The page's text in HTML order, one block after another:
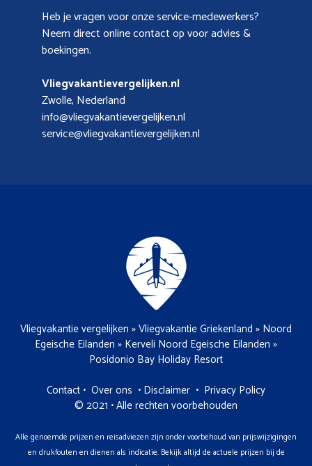
Heb je vragen voor onze service-medewerkers?
Neem direct online contact op voor advies &
boekingen.
Vliegvakantievergelijken.nl
Zwolle, Nederland
info@vliegvakantievergelijken.nl
service@vliegvakantievergelijken.nl
Vliegvakantie vergelijken »Vliegvakantie Griekenland » Noord
Egeische Eilanden » Kerveli Noord Egeische Eilanden »
Posidonio Bay Holiday Resort
Contact • Over ons • Disclaimer • Privacy Policy
© 2021 • Alle rechten voorbehouden
Alle genoemde prijzen en reisadviezen zijn onder voorbehoud van prijswijzigingen
en drukfouten en dienen als indicatie. Bekijk altijd de actuele prijzen bij de